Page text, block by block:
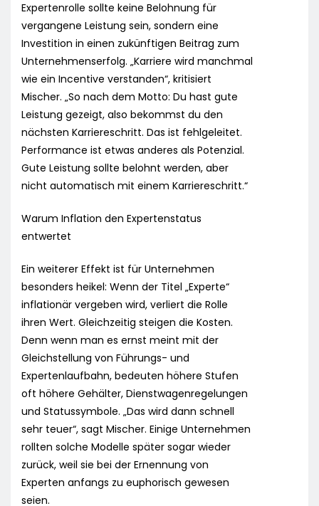
Expertenrolle sollte keine Belohnung für
vergangene Leistung sein, sondern eine
Investition in einen zukünftigen Beitrag zum
Unternehmenserfolg. „Karriere wird manchmal
wie ein Incentive verstanden“, kritisiert
Mischer. „So nach dem Motto: Du hast gute
Leistung gezeigt, also bekommst du den
nächsten Karriereschritt. Das ist fehlgeleitet.
Performance ist etwas anderes als Potenzial.
Gute Leistung sollte belohnt werden, aber
nicht automatisch mit einem Karriereschritt.“
Warum Inflation den Expertenstatus
entwertet
Ein weiterer Effekt ist für Unternehmen
besonders heikel: Wenn der Titel „Experte“
inflationär vergeben wird, verliert die Rolle
ihren Wert. Gleichzeitig steigen die Kosten.
Denn wenn man es ernst meint mit der
Gleichstellung von Führungs- und
Expertenlaufbahn, bedeuten höhere Stufen
oft höhere Gehälter, Dienstwagenregelungen
und Statussymbole. „Das wird dann schnell
sehr teuer“, sagt Mischer. Einige Unternehmen
rollten solche Modelle später sogar wieder
zurück, weil sie bei der Ernennung von
Experten anfangs zu euphorisch gewesen
seien.